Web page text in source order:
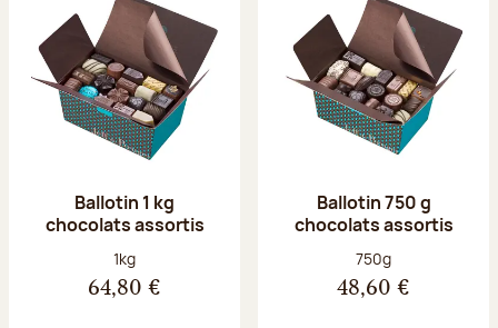
Ballotin 1 kg
chocolats assortis
Poids net :
1kg
64,80 €
Ballotin 750 g
chocolats assortis
Poids net :
750g
48,60 €